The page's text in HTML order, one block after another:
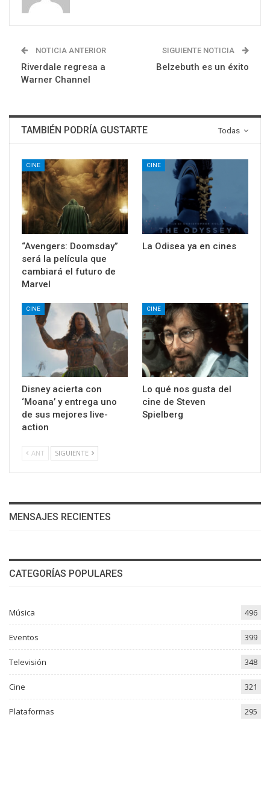
NOTICIA ANTERIOR
Riverdale regresa a
Warner Channel
SIGUIENTE NOTICIA
Belzebuth es un éxito
Todas
TAMBIÉN PODRÍA GUSTARTE
CINE
“Avengers: Doomsday”
será la película que
cambiará el futuro de
Marvel
CINE
La Odisea ya en cines
CINE
Disney acierta con
‘Moana’ y entrega uno
de sus mejores live-
action
CINE
Lo qué nos gusta del
cine de Steven
Spielberg
ANT SIGUIENTE
MENSAJES RECIENTES
CATEGORÍAS POPULARES
Música 496
Eventos 399
Televisión 348
Cine 321
Plataformas 295